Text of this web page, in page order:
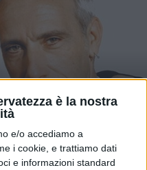
è la nostra
e/o accediamo a
i cookie, e trattiamo dati
e informazioni standard
2024